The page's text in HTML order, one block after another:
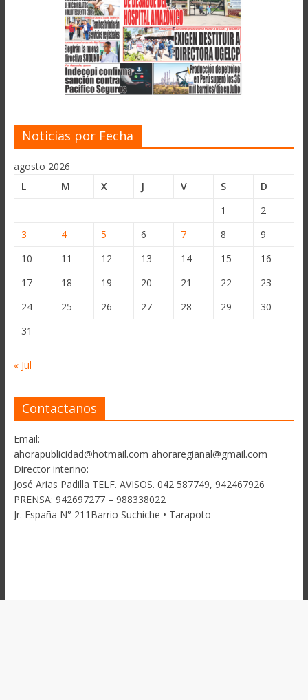
Noticias por Fecha
agosto 2026
L
M X J V S
D
1
2
3
4 5 6 7 8
9
10
11 12 13 14 15
16
17
18 19 20 21 22
23
24
25 26 27 28 29
30
31
« Jul
Contactanos
Email:
ahorapublicidad@hotmail.com ahoraregianal@gmail.com
Director interino:
José Arias Padilla TELF. AVISOS. 042 587749, 942467926
PRENSA: 942697277 – 988338022
Jr. España N° 211Barrio Suchiche • Tarapoto